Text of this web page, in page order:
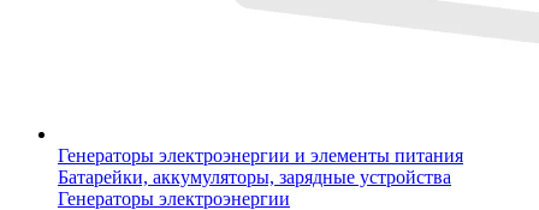
Генераторы электроэнергии и элементы питания
Батарейки, аккумуляторы, зарядные устройства
Генераторы электроэнергии